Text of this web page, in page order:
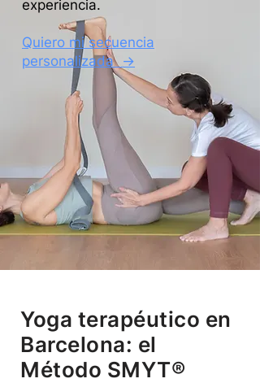
experiencia.
Quiero mi secuencia
personalizada →
Yoga terapéutico en
Barcelona: el
Método SMYT®